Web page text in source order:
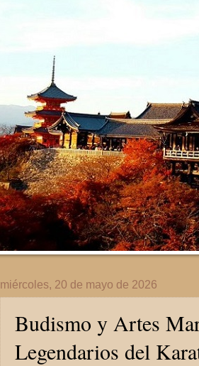
miércoles, 20 de mayo de 2026
Budismo y Artes
Legendarios del